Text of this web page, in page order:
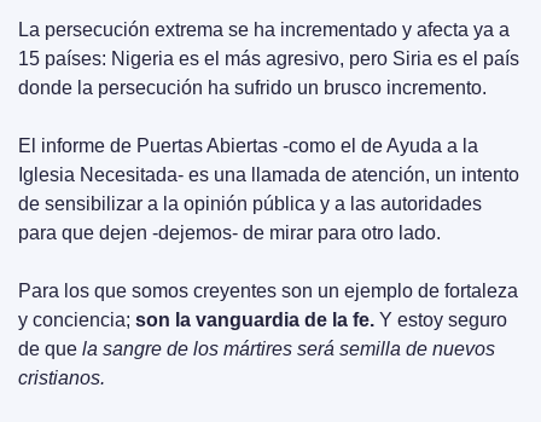
La persecución extrema se ha incrementado y afecta ya a
15 países: Nigeria es el más agresivo, pero Siria es el país
donde la persecución ha sufrido un brusco incremento.
El informe de Puertas Abiertas -como el de Ayuda a la
Iglesia Necesitada- es una llamada de atención, un intento
de sensibilizar a la opinión pública y a las autoridades
para que dejen -dejemos- de mirar para otro lado.
Para los que somos creyentes son un ejemplo de fortaleza
y conciencia; son la vanguardia de la fe. Y estoy seguro
de que la sangre de los mártires será semilla de nuevos
cristianos.